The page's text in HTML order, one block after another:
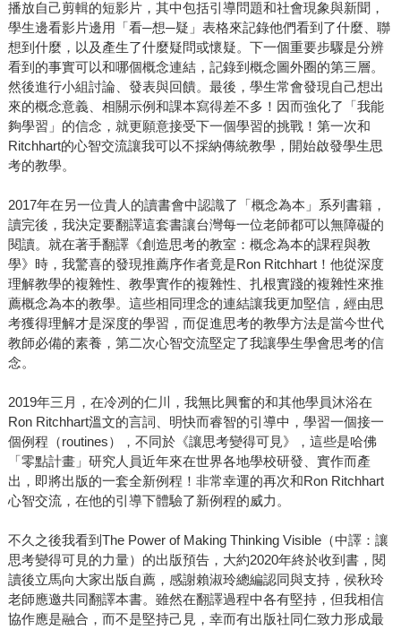
播放自己剪輯的短影片，其中包括引導問題和社會現象與新聞，
學生邊看影片邊用「看─想─疑」表格來記錄他們看到了什麼、聯
想到什麼，以及產生了什麼疑問或懷疑。下一個重要步驟是分辨
看到的事實可以和哪個概念連結，記錄到概念圖外圈的第三層。
然後進行小組討論、發表與回饋。最後，學生常會發現自己想出
來的概念意義、相關示例和課本寫得差不多！因而強化了「我能
夠學習」的信念，就更願意接受下一個學習的挑戰！第一次和
Ritchhart的心智交流讓我可以不採納傳統教學，開始啟發學生思
考的教學。
2017年在另一位貴人的讀書會中認識了「概念為本」系列書籍，
讀完後，我決定要翻譯這套書讓台灣每一位老師都可以無障礙的
閱讀。就在著手翻譯《創造思考的教室：概念為本的課程與教
學》時，我驚喜的發現推薦序作者竟是Ron Ritchhart！他從深度
理解教學的複雜性、教學實作的複雜性、扎根實踐的複雜性來推
薦概念為本的教學。這些相同理念的連結讓我更加堅信，經由思
考獲得理解才是深度的學習，而促進思考的教學方法是當今世代
教師必備的素養，第二次心智交流堅定了我讓學生學會思考的信
念。
2019年三月，在冷冽的仁川，我無比興奮的和其他學員沐浴在
Ron Ritchhart溫文的言詞、明快而睿智的引導中，學習一個接一
個例程（routines），不同於《讓思考變得可見》，這些是哈佛
「零點計畫」研究人員近年來在世界各地學校研發、實作而產
出，即將出版的一套全新例程！非常幸運的再次和Ron Ritchhart
心智交流，在他的引導下體驗了新例程的威力。
不久之後我看到The Power of Making Thinking Visible（中譯：讓
思考變得可見的力量）的出版預告，大約2020年終於收到書，閱
讀後立馬向大家出版自薦，感謝賴淑玲總編認同與支持，侯秋玲
老師應邀共同翻譯本書。雖然在翻譯過程中各有堅持，但我相信
協作應是融合，而不是堅持己見，幸而有出版社同仁致力形成最